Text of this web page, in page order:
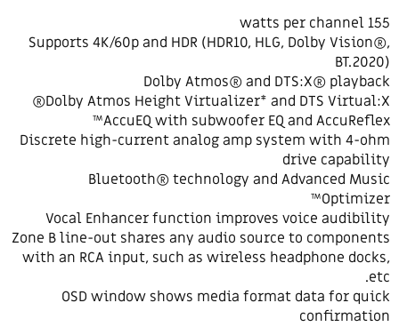
155 watts per channel
Supports 4K/60p and HDR (HDR10, HLG, Dolby Vision®,
BT.2020)
Dolby Atmos® and DTS:X® playback
Dolby Atmos Height Virtualizer* and DTS Virtual:X®
AccuEQ with subwoofer EQ and AccuReflex™
Discrete high-current analog amp system with 4-ohm
drive capability
Bluetooth® technology and Advanced Music
Optimizer™
Vocal Enhancer function improves voice audibility
Zone B line-out shares any audio source to components
with an RCA input, such as wireless headphone docks,
etc.
OSD window shows media format data for quick
confirmation